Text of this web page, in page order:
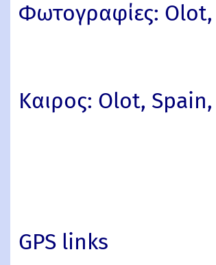
Φωτογραφίες:
Καιρος: Olot,
GPS links